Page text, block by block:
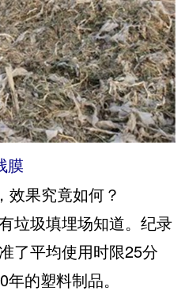
膜
效果究竟如何？
圾填埋场知道。纪录
了平均使用时限25分
的塑料制品。